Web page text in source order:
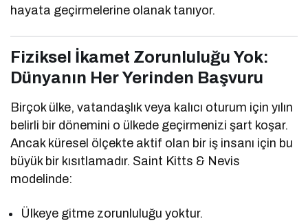
hayata geçirmelerine olanak tanıyor.
Fiziksel İkamet Zorunluluğu Yok:
Dünyanın Her Yerinden Başvuru
Birçok ülke, vatandaşlık veya kalıcı oturum için yılın
belirli bir dönemini o ülkede geçirmenizi şart koşar.
Ancak küresel ölçekte aktif olan bir iş insanı için bu
büyük bir kısıtlamadır. Saint Kitts & Nevis
modelinde:
Ülkeye gitme zorunluluğu yoktur.